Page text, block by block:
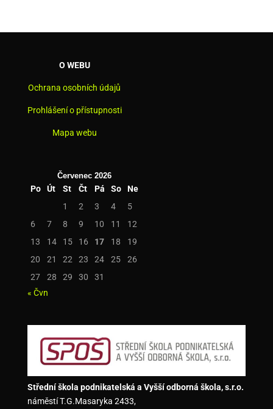
O WEBU
Ochrana osobních údajů
Prohlášení o přístupnosti
Mapa webu
Červenec 2026
Po Út St Čt Pá So
Ne
1
2 3 4
5
6
7 8 9 10 11
12
13
14 15 16 17 18
19
20
21 22 23 24 25
26
27
28 29 30
31
« Čvn
Střední škola podnikatelská a Vyšší odborná škola, s.r.o.
náměstí T.G.Masaryka 2433,